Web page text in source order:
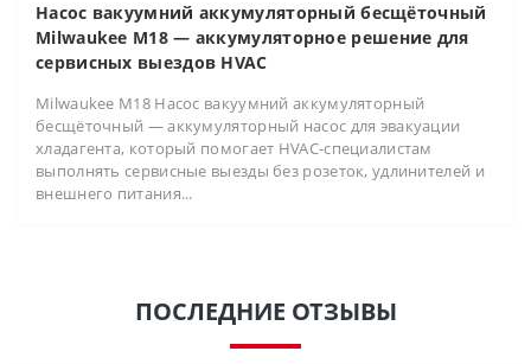
Насос вакуумний аккумуляторный бесщёточный
Milwaukee M18 — аккумуляторное решение для
сервисных выездов HVAC
Milwaukee M18 Насос вакуумний аккумуляторный
бесщёточный — аккумуляторный насос для эвакуации
хладагента, который помогает HVAC-специалистам
выполнять сервисные выезды без розеток, удлинителей и
внешнего питания...
ПОСЛЕДНИЕ ОТЗЫВЫ